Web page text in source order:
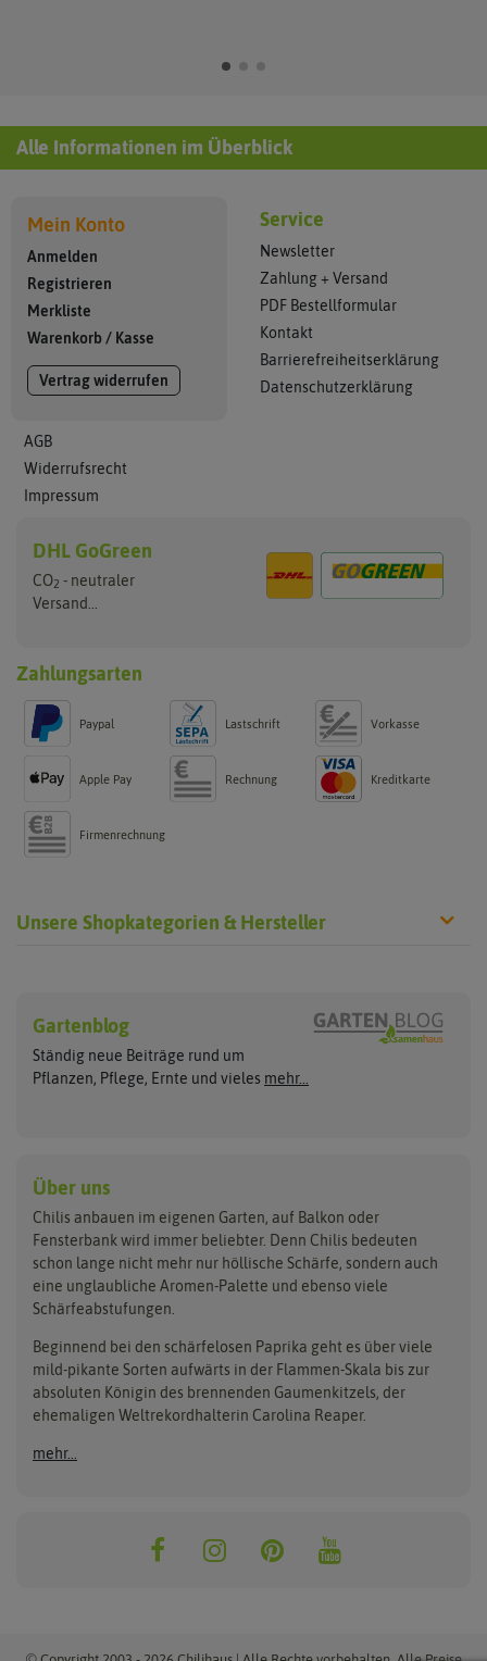
Alle Informationen im Überblick
Mein Konto
Anmelden
Registrieren
Merkliste
Warenkorb / Kasse
Vertrag widerrufen
AGB
Widerrufsrecht
Impressum
Service
Newsletter
Zahlung + Versand
PDF Bestellformular
Kontakt
Barrierefreiheitserklärung
Datenschutzerklärung
DHL GoGreen
CO2 - neutraler
Versand...
Zahlungsarten
Paypal Lastschrift Vorkasse
Apple Pay Rechnung Kreditkarte
Firmenrechnung
Unsere Shopkategorien & Hersteller
Wilde Sorten
Asiatische Sorten
Jalapenosamen
Habanerosamen
Asien Chilipflanzen
Habaneropflanzen
Jalapenopflanzen
Anzucht, Kultivierung
& Ernte
Pikieren
Auspflanzen
Überwintern
Arche Noah
ASB Greenworld
Buzzy Seeds
Carl Pabst
Clever Pots
COMPO
Culinaris - Saatgut für
De Bolster Bio-Samen
Gusta Garden
Hortitops
Jiffy
Ladbrooke Soil Blockers
Lehmann Natur
Nelson Garden
Quedlinburger Saatgut
Saflax
Samen Maier
Thompson & Morgan
Gartenblog
Ständig neue Beiträge rund um
Pflanzen, Pflege, Ernte und vieles mehr...
Über uns
Chilis anbauen im eigenen Garten, auf Balkon oder
Fensterbank wird immer beliebter. Denn Chilis bedeuten
schon lange nicht mehr nur höllische Schärfe, sondern auch
eine unglaubliche Aromen-Palette und ebenso viele
Schärfeabstufungen.
Beginnend bei den schärfelosen Paprika geht es über viele
mild-pikante Sorten aufwärts in der Flammen-Skala bis zur
absoluten Königin des brennenden Gaumenkitzels, der
ehemaligen Weltrekordhalterin Carolina Reaper.
mehr...